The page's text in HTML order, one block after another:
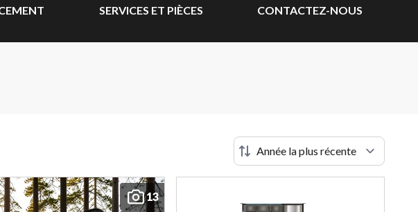
SERVICES ET PIÈCES CONTACTEZ-NOUS
13